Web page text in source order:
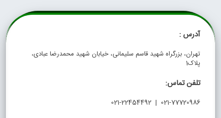
آدرس :
تهران، بزرگراه شهید قاسم سلیمانی، خیابان شهید محمدرضا عبادی،
پلاک1
تلفن تماس:
021-77720986 | 021-22454492